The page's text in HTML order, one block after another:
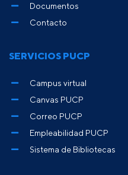
Documentos
Contacto
SERVICIOS PUCP
Campus virtual
Canvas PUCP
Correo PUCP
Empleabilidad PUCP
Sistema de Bibliotecas